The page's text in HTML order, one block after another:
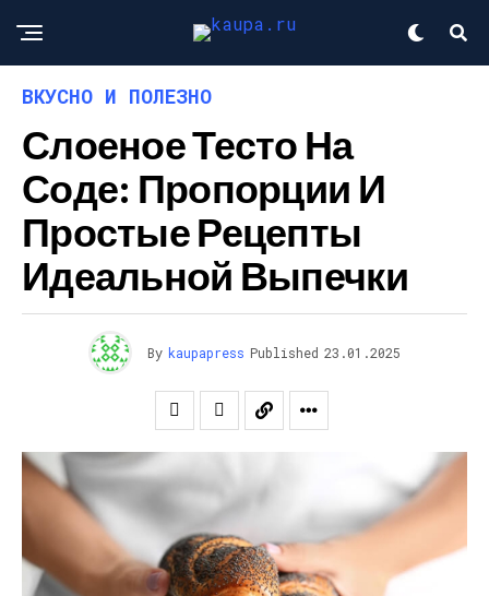
ВКУСНО И ПОЛЕЗНО
Слоеное Тесто На
Соде: Пропорции И
Простые Рецепты
Идеальной Выпечки
By kaupapress Published 23.01.2025